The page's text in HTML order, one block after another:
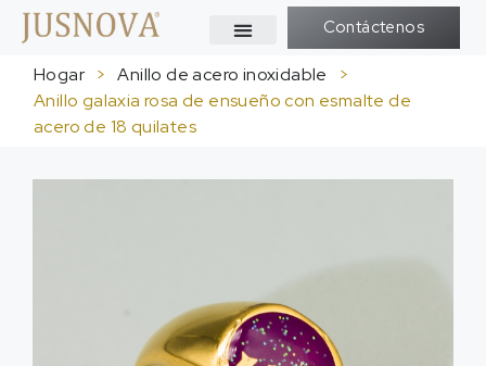
Contáctenos
Hogar > Anillo de acero inoxidable
>
Anillo galaxia rosa de ensueño con esmalte de
acero de 18 quilates